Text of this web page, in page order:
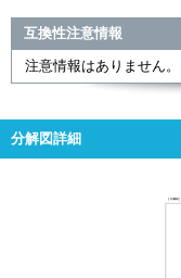
互換性注意情報
注意情報はありません。
分解図詳細